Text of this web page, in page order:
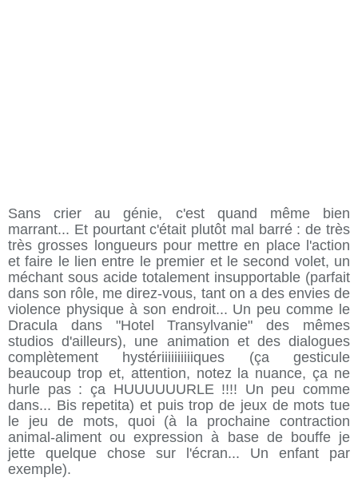
Sans crier au génie, c'est quand même bien
marrant... Et pourtant c'était plutôt mal barré : de très
très grosses longueurs pour mettre en place l'action
et faire le lien entre le premier et le second volet, un
méchant sous acide totalement insupportable (parfait
dans son rôle, me direz-vous, tant on a des envies de
violence physique à son endroit... Un peu comme le
Dracula dans "Hotel Transylvanie" des mêmes
studios d'ailleurs), une animation et des dialogues
complètement hystériiiiiiiiiiques (ça gesticule
beaucoup trop et, attention, notez la nuance, ça ne
hurle pas : ça HUUUUUURLE !!!! Un peu comme
dans... Bis repetita) et puis trop de jeux de mots tue
le jeu de mots, quoi (à la prochaine contraction
animal-aliment ou expression à base de bouffe je
jette quelque chose sur l'écran... Un enfant par
exemple).